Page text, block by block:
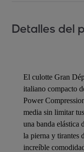
Detalles del
El culotte Gran
italiano compacto
Power
media sin limitar
una banda elástica
la pierna y tirantes
increíble